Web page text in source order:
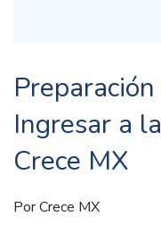
Ingresar a
Crece MX
PorCrece MX